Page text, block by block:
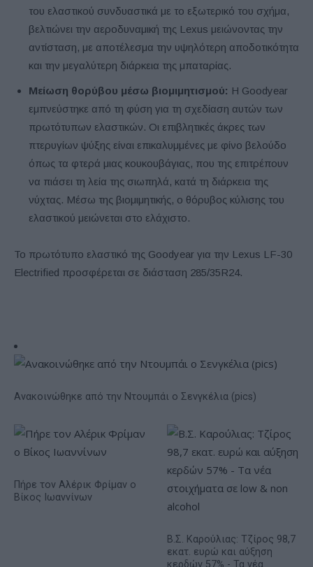
του ελαστικού συνδυαστικά με το εξωτερικό του σχήμα,
βελτιώνει την αεροδυναμική της Lexus μειώνοντας την
αντίσταση, με αποτέλεσμα την υψηλότερη αποδοτικότητα
και την μεγαλύτερη διάρκεια της μπαταρίας.
Μείωση θορύβου μέσω βιομιμητισμού: H Goodyear
εμπνεύστηκε από τη φύση για τη σχεδίαση αυτών των
πρωτότυπων ελαστικών. Οι επιβλητικές άκρες των
πτερυγίων ψύξης είναι επικαλυμμένες με φίνο βελούδο
όπως τα φτερά μιας κουκουβάγιας, που της επιτρέπουν
να πιάσει τη λεία της σιωπηλά, κατά τη διάρκεια της
νύχτας. Μέσω της βιομιμητικής, ο θόρυβος κύλισης του
ελαστικού μειώνεται στο ελάχιστο.
Το πρωτότυπο ελαστικό της Goodyear για την Lexus LF-30
Electrified προσφέρεται σε διάσταση 285/35R24.
Ανακοινώθηκε από την Ντουμπάι ο Σενγκέλια (pics)
Πήρε τον Αλέρικ Φρίμαν ο
Βίκος Ιωαννίνων
Β.Σ. Καρούλιας: Τζίρος 98,7
εκατ. ευρώ και αύξηση
κερδών 57% - Τα νέα